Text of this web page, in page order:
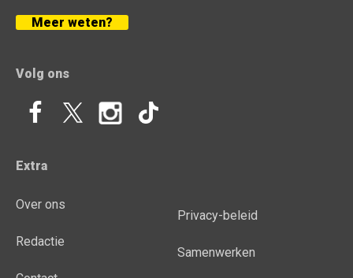
Meer weten?
Volg ons
Extra
Over ons
Redactie
Privacy-beleid
Samenwerken